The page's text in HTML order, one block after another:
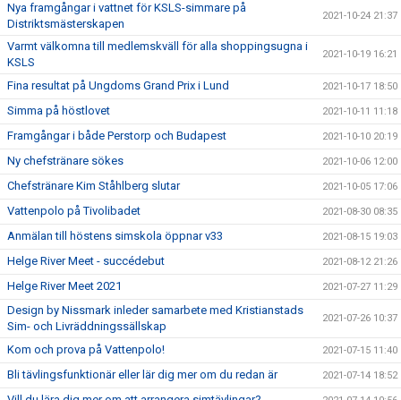
Nya framgångar i vattnet för KSLS-simmare på
Distriktsmästerskapen
2021-10-24 21:37
Varmt välkomna till medlemskväll för alla shoppingsugna i
KSLS
2021-10-19 16:21
Fina resultat på Ungdoms Grand Prix i Lund 2021-10-17 18:50
Simma på höstlovet 2021-10-11 11:18
Framgångar i både Perstorp och Budapest 2021-10-10 20:19
Ny chefstränare sökes 2021-10-06 12:00
Chefstränare Kim Ståhlberg slutar 2021-10-05 17:06
Vattenpolo på Tivolibadet 2021-08-30 08:35
Anmälan till höstens simskola öppnar v33 2021-08-15 19:03
Helge River Meet - succédebut 2021-08-12 21:26
Helge River Meet 2021 2021-07-27 11:29
Design by Nissmark inleder samarbete med Kristianstads
Sim- och Livräddningssällskap
2021-07-26 10:37
Kom och prova på Vattenpolo! 2021-07-15 11:40
Bli tävlingsfunktionär eller lär dig mer om du redan är 2021-07-14 18:52